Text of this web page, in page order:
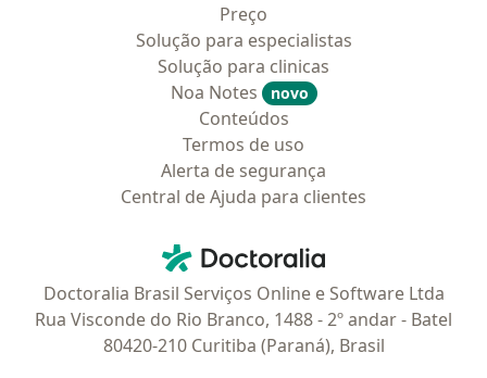
Preço
Solução para especialistas
Solução para clinicas
Noa Notes
novo
Conteúdos
Termos de uso
Alerta de segurança
Central de Ajuda para clientes
Doctoralia - Homepage
Doctoralia Brasil Serviços Online e Software Ltda
Rua Visconde do Rio Branco, 1488 - 2º andar - Batel
80420-210 Curitiba (Paraná), Brasil